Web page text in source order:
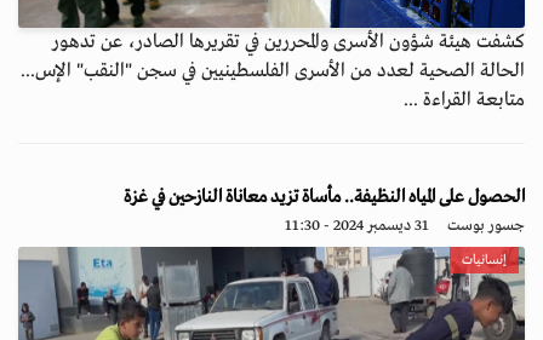
كشفت هيئة شؤون الأسرى والمحررين في تقريرها الصادر، عن تدهور
الحالة الصحية لعدد من الأسرى الفلسطينيين في سجن "النقب" الإس...
متابعة القراءة ...
الحصول على المياه النظيفة.. مأساة تزيد معاناة النازحين في غزة
جسور بوست 31 ديسمبر 2024 - 11:30
إنسانيات